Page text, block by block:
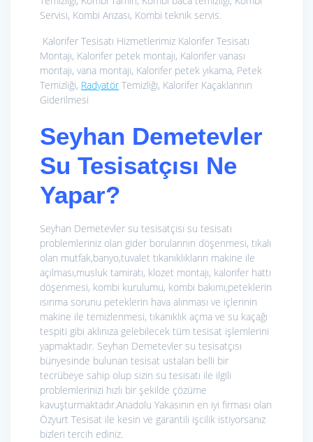
Servisi, Kombi Arızası, Kombi teknik servis.
Kalorifer Tesisatı Hizmetlerimiz Kalorifer Tesisatı
Montajı, Kalorifer petek montajı, Kalorifer vanası
montajı, vana montajı, Kalorifer petek yıkama, Petek
Temizliği, Radyatör Temizliği, Kalorifer Kaçaklarının
Giderilmesi
Seyhan Demetevler
Su Tesisatçısı Ne
Yapar?
Seyhan Demetevler su tesisatçısı su tesisatı
problemleriniz olan gider borularının döşenmesi, tıkalı
olan mutfak,banyo,tuvalet tıkanıklıkların makine ile
açılması,musluk tamiratı, klozet montajı, kalorifer hattı
döşenmesi, kombi kurulumu, kombi bakımı,peteklerin
ısınma sorunu peteklerin hava alınması ve içlerinin
makine ile temizlenmesi, tıkanıklık açma ve su kaçağı
tespiti gibi aklınıza gelebilecek tüm tesisat işlemlerini
yapmaktadır. Seyhan Demetevler su tesisatçısı
bünyesinde bulunan tesisat ustaları belli bir
tecrübeye sahip olup sizin su tesisatı ile ilgili
problemlerinizi hızlı bir şekilde çözüme
kavuşturmaktadır.Anadolu Yakasının en iyi firması olan
Özyurt Tesisat ile kesin ve garantili işcilik istiyorsanız
bizleri tercih ediniz.